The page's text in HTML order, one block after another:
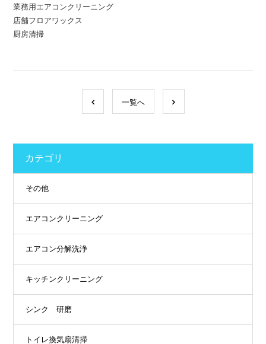
業務用エアコンクリーニング
店舗フロアワックス
厨房清掃
一覧へ
カテゴリ
その他
エアコンクリーニング
エアコン分解洗浄
キッチンクリーニング
シンク 研磨
トイレ換気扇清掃